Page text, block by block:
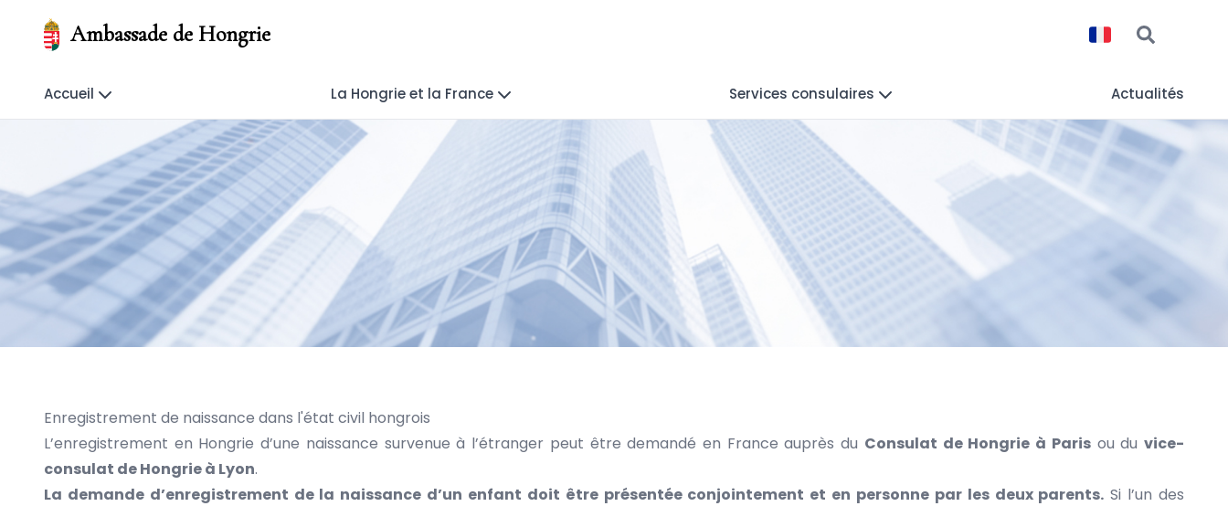
Ambassade de Hongrie
Accueil La Hongrie et la France Services consulaires Actualités
Enregistrement de naissance dans l'état civil hongrois
L’enregistrement en Hongrie d’une naissance survenue à l’étranger peut être demandé en France auprès du Consulat de Hongrie à Parisou duvice-
consulat de Hongrie à Lyon.
La demande d’enregistrement de la naissance d’un enfant doit être présentée conjointement et en personne par les deux parents. Si l’un des